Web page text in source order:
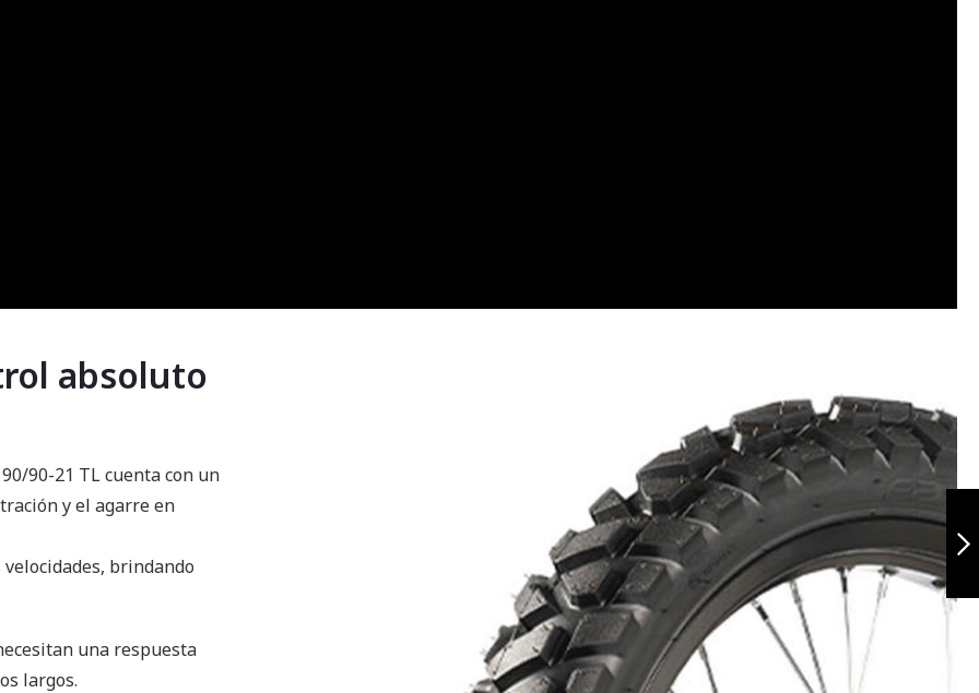
Xplorer 120/80-18
TL
Siguiente
absoluto
90-21 TL cuenta con un
y el agarre en
brindando
una respuesta
largos.